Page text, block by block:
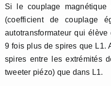
Si le couplage
(coefficient de couplage
autotransformateur qui
9 fois plus de spires que L1.
spires entre les extrémités
tweeter piézo) que dans L1.